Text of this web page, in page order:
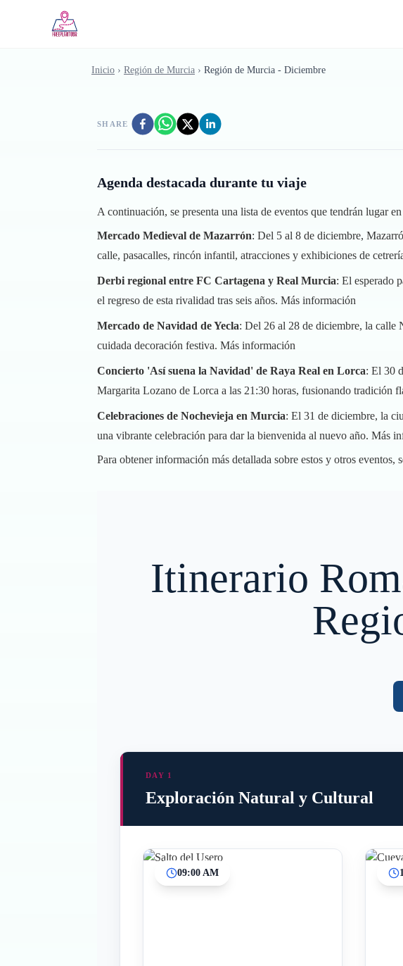
Inicio › Región de Murcia › Región de Murcia - Diciembre
SHARE
Agenda destacada durante tu viaje
A continuación, se presenta una lista de eventos que tendrán lugar
Mercado Medieval de Mazarrón: Del 5 al 8 de diciembre,
calle, pasacalles, rincón infantil, atracciones y exhibiciones de
Derbi regional entre FC Cartagena y Real Murcia: El esperado
el regreso de esta rivalidad tras seis años. Más información
Mercado de Navidad de Yecla: Del 26 al 28 de diciembre, la calle
cuidada decoración festiva. Más información
Concierto 'Así suena la Navidad' de Raya Real en Lorca: El 30
Margarita Lozano de Lorca a las 21:30 horas, fusionando tradición
Celebraciones de Nochevieja en Murcia: El 31 de diciembre, la
una vibrante celebración para dar la bienvenida al nuevo año. Más
Para obtener información más detallada sobre estos y otros
Itinerario
DAY 1
Exploración Natural y Cultural
09:00 AM